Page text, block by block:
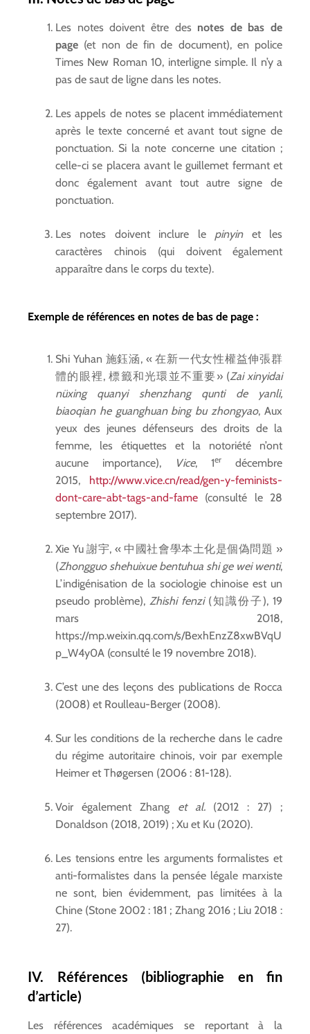
Les notes doivent être des notes de bas de
page (et non de fin de document), en police
Times New Roman 10, interligne simple. Il n’y a
pas de saut de ligne dans les notes.
Les appels de notes se placent immédiatement
après le texte concerné et avant tout signe de
ponctuation. Si la note concerne une citation ;
celle-ci se placera avant le guillemet fermant et
donc également avant tout autre signe de
ponctuation.
Les notes doivent inclure le pinyinet les
caractères chinois (qui doivent également
apparaître dans le corps du texte).
Exemple de références en notes de bas de page :
Shi Yuhan 施鈺涵, « 在新一代女性權益伸張群
體的眼裡, 標籤和光環並不重要» (Zai xinyidai
nüxing quanyi shenzhang qunti de yanli,
biaoqian he guanghuan bing bu zhongyao, Aux
yeux des jeunes défenseurs des droits de la
femme, les étiquettes et la notoriété n’ont
aucune importance),
Vice, 1er
décembre
2015, http://www.vice.cn/read/gen-y-feminists-
dont-care-abt-tags-and-fame (consulté le 28
septembre 2017).
Xie Yu 謝宇, « 中國社會學本土化是個偽問題 »
(Zhongguo shehuixue bentuhua shi ge wei wenti,
L’indigénisation de la sociologie chinoise est un
pseudo problème), Zhishi fenzi(知識份子), 19
mars 2018,
https://mp.weixin.qq.com/s/BexhEnzZ8xwBVqU
p_W4y0A (consulté le 19 novembre 2018).
C’est une des leçons des publications de Rocca
(2008) et Roulleau-Berger (2008).
Sur les conditions de la recherche dans le cadre
du régime autoritaire chinois, voir par exemple
Heimer et Thøgersen (2006 : 81-128).
Voir également Zhang et al. (2012 : 27) ;
Donaldson (2018, 2019) ; Xu et Ku (2020).
Les tensions entre les arguments formalistes et
anti-formalistes dans la pensée légale marxiste
ne sont, bien évidemment, pas limitées à la
Chine (Stone 2002 : 181 ; Zhang 2016 ; Liu 2018 :
27).
IV. Références (bibliographie en fin
d’article)
Les références académiques se reportant à la